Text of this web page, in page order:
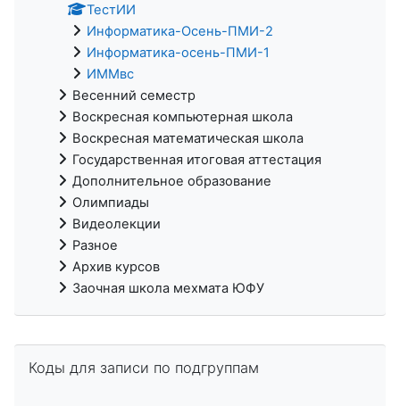
ТестИИ
Информатика-Осень-ПМИ-2
Информатика-осень-ПМИ-1
ИММвс
Весенний семестр
Воскресная компьютерная школа
Воскресная математическая школа
Государственная итоговая аттестация
Дополнительное образование
Олимпиады
Видеолекции
Разное
Архив курсов
Заочная школа мехмата ЮФУ
Коды для записи по подгруппам